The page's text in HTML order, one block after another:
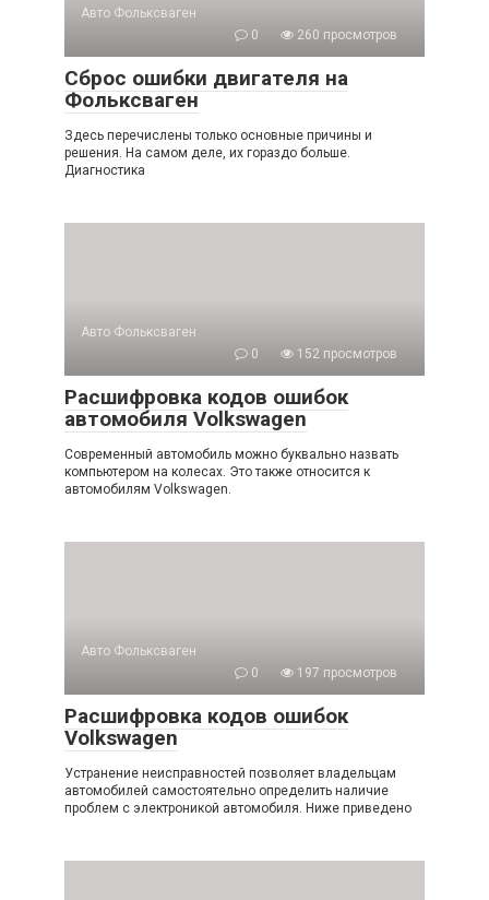
Авто Фольксваген
0
260 просмотров
Сброс ошибки двигателя на
Фольксваген
Здесь перечислены только основные причины и
решения. На самом деле, их гораздо больше.
Диагностика
Авто Фольксваген
0
152 просмотров
Расшифровка кодов ошибок
автомобиля Volkswagen
Современный автомобиль можно буквально назвать
компьютером на колесах. Это также относится к
автомобилям Volkswagen.
Авто Фольксваген
0
197 просмотров
Расшифровка кодов ошибок
Volkswagen
Устранение неисправностей позволяет владельцам
автомобилей самостоятельно определить наличие
проблем с электроникой автомобиля. Ниже приведено